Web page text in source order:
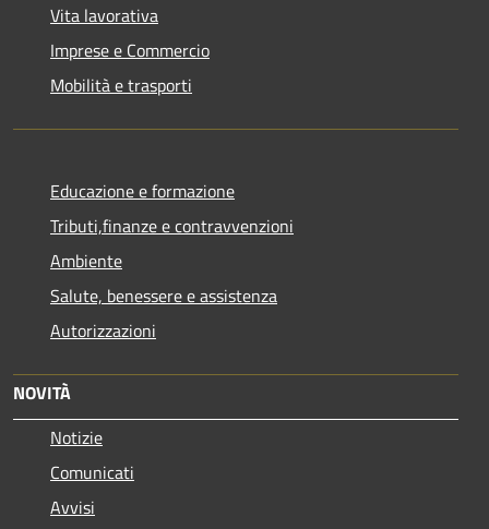
Vita lavorativa
Imprese e Commercio
Mobilità e trasporti
Educazione e formazione
Tributi,finanze e contravvenzioni
Ambiente
Salute, benessere e assistenza
Autorizzazioni
NOVITÀ
Notizie
Comunicati
Avvisi